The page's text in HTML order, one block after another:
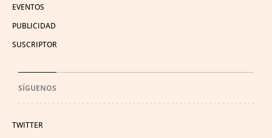
EVENTOS
PUBLICIDAD
SUSCRIPTOR
SÍGUENOS
TWITTER